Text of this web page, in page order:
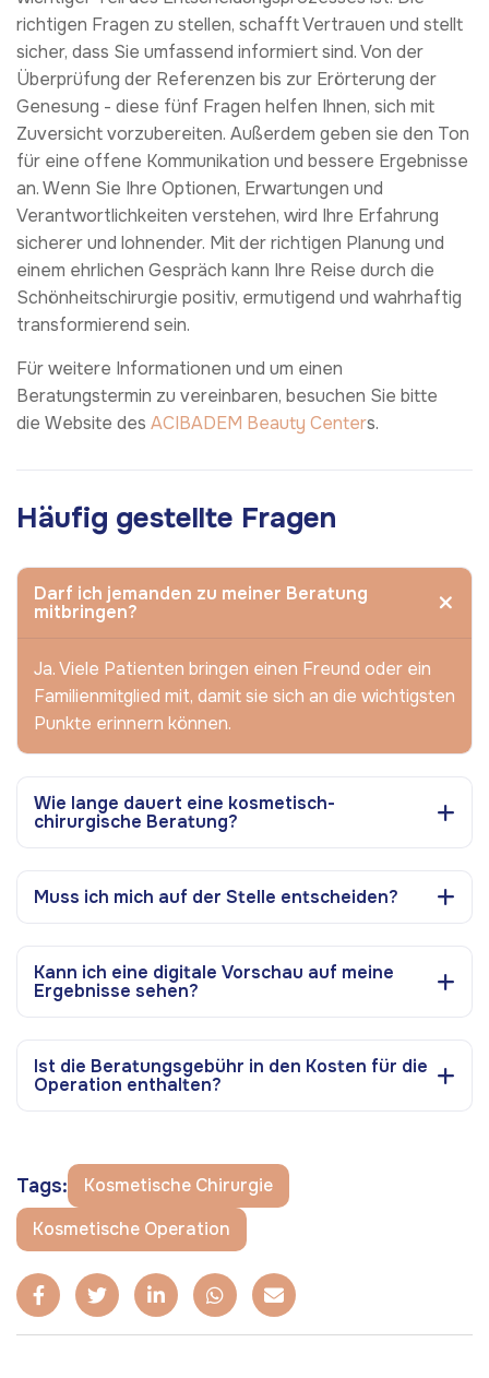
richtigen Fragen zu stellen, schafft Vertrauen und stellt
sicher, dass Sie umfassend informiert sind. Von der
Überprüfung der Referenzen bis zur Erörterung der
Genesung - diese fünf Fragen helfen Ihnen, sich mit
Zuversicht vorzubereiten. Außerdem geben sie den Ton
für eine offene Kommunikation und bessere Ergebnisse
an. Wenn Sie Ihre Optionen, Erwartungen und
Verantwortlichkeiten verstehen, wird Ihre Erfahrung
sicherer und lohnender. Mit der richtigen Planung und
einem ehrlichen Gespräch kann Ihre Reise durch die
Schönheitschirurgie positiv, ermutigend und wahrhaftig
transformierend sein.
Für weitere Informationen und um einen
Beratungstermin zu vereinbaren, besuchen Sie bitte
die Website des ACIBADEM Beauty Centers.
Häufig gestellte Fragen
Darf ich jemanden zu meiner Beratung
mitbringen?
Ja. Viele Patienten bringen einen Freund oder ein
Familienmitglied mit, damit sie sich an die wichtigsten
Punkte erinnern können.
Wie lange dauert eine kosmetisch-
chirurgische Beratung?
Muss ich mich auf der Stelle entscheiden?
Kann ich eine digitale Vorschau auf meine
Ergebnisse sehen?
Ist die Beratungsgebühr in den Kosten für die
Operation enthalten?
Tags:
Kosmetische Chirurgie
Kosmetische Operation